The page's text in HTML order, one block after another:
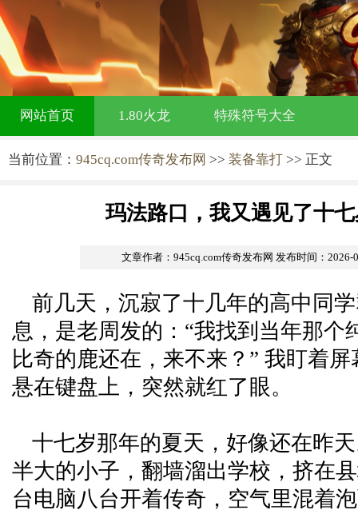
网站首页 1.80火龙 特殊符号大全
当前位置： 945cq.com传奇发布网 >> 装备靠打 >> 正文
玛法路口，我又遇见了十
文章作者：945cq.com传奇发布网 发布时间：2026-
前几天，沉寂了十几年的高中同
息，是老周发的：“我找到当年那个
比奇的鹿还在，来不来？” 我盯着
悬在键盘上，突然就红了眼。
十七岁那年的夏天，好像还在昨
半大的小子，翻墙溜出学校，挤在
台电脑八台开着传奇，空气里混着